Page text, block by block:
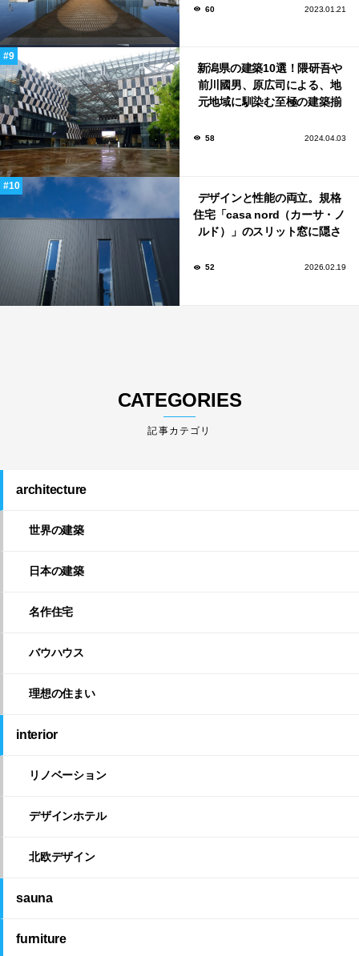
60 2023.01.21
新潟県の建築10選！隈研吾や
前川國男、原広司による、地
元地域に馴染む至極の建築揃
58 2024.04.03
デザインと性能の両立。規格
住宅「casa nord（カーサ・ノ
ルド）」のスリット窓に隠さ
52 2026.02.19
CATEGORIES
architecture
世界の建築
日本の建築
名作住宅
バウハウス
理想の住まい
interior
リノベーション
デザインホテル
北欧デザイン
sauna
furniture